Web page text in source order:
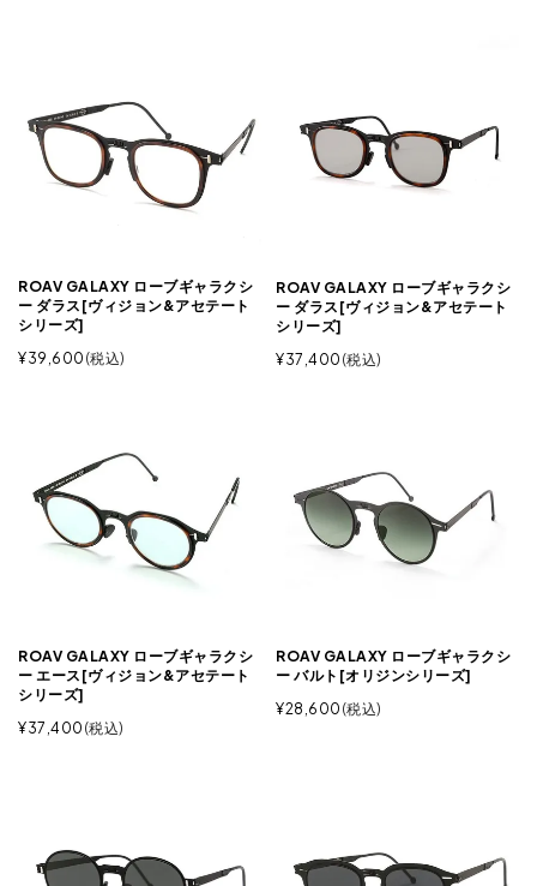
ROAV GALAXY ローブギャラクシ
ー ダラス[ヴィジョン&アセテート
シリーズ]
¥39,600 税込
ROAV GALAXY ローブギャラクシ
ー ダラス[ヴィジョン&アセテート
シリーズ]
¥37,400 税込
ROAV GALAXY ローブギャラクシ
ー エース[ヴィジョン&アセテート
シリーズ]
¥37,400 税込
ROAV GALAXY ローブギャラクシ
ー バルト[オリジンシリーズ]
¥28,600 税込